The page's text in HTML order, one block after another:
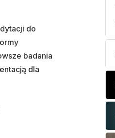
do
badania
dla